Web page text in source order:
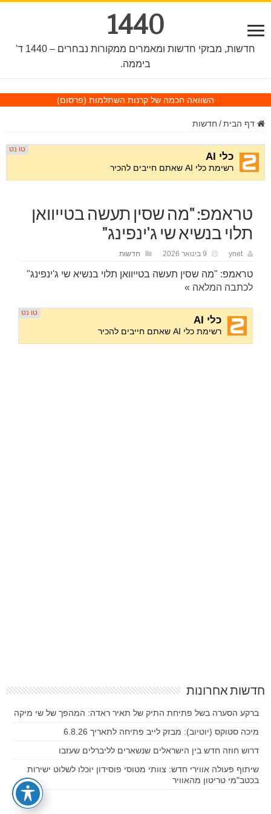
1440
חדשות, מבזקי חדשות ומאמרים ממקורות נבחרים – 1440 ד'
ביממה.
השוואה חכמה של קרנות השתלמות (פרסום)
דף הבית / חדשות
טראמפ: "מה שסין תעשה בטייוואן
תלוי בנשיא שי ג'ינפינג"
ynet 9 בינואר 2026 חדשות
טראמפ: "מה שסין תעשה בטייוואן תלוי בנשיא שי ג'ינפינג"
לכתבה המלאה »
חדשות אחרונות
ברקע הסערה בשל פתיחת התיק של תאיר ראדה: המהפך של שי מיקה
מיכה סטוקס (יוטיוב): מבזק לייב פתיחה לתאריך 6.8.26
דרוש חוזה חדש בין הישראלים שנשארים לליברלים שעזבו
שיתוף פעולה אווירי חדש: צוותי מטוסי פוסידון יוכלו לשלוט ישירות
בכטב"מי טריטון מהאוויר